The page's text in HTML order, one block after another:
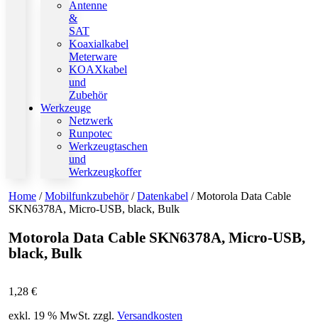
Antenne
&
SAT
Koaxialkabel
Meterware
KOAXkabel
und
Zubehör
Werkzeuge
Netzwerk
Runpotec
Werkzeugtaschen
und
Werkzeugkoffer
Home /Mobilfunkzubehör/Datenkabel / Motorola Data Cable
SKN6378A, Micro-USB, black, Bulk
Motorola Data Cable SKN6378A, Micro-USB,
black, Bulk
1,28 €
exkl. 19 % MwSt. zzgl. Versandkosten